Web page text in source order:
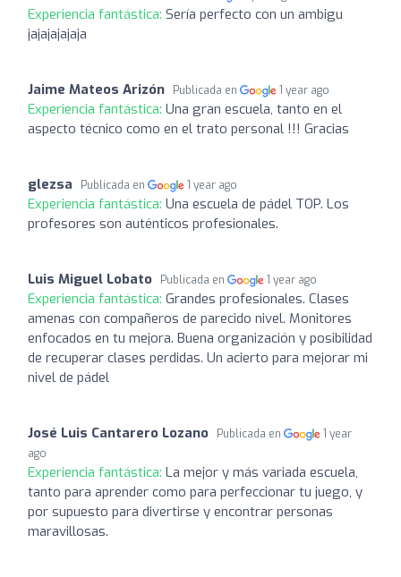
Experiencia fantástica: Sería perfecto con un ambigu
jajajajajaja
Jaime Mateos Arizón Publicada en 1 year ago
Experiencia fantástica: Una gran escuela, tanto en el
aspecto técnico como en el trato personal !!! Gracias
glezsa Publicada en 1 year ago
Experiencia fantástica: Una escuela de pádel TOP. Los
profesores son auténticos profesionales.
Luis Miguel Lobato Publicada en 1 year ago
Experiencia fantástica: Grandes profesionales. Clases
amenas con compañeros de parecido nivel. Monitores
enfocados en tu mejora. Buena organización y posibilidad
de recuperar clases perdidas. Un acierto para mejorar mi
nivel de pádel
José Luis Cantarero Lozano Publicada en
1 year
ago
Experiencia fantástica: La mejor y más variada escuela,
tanto para aprender como para perfeccionar tu juego, y
por supuesto para divertirse y encontrar personas
maravillosas.